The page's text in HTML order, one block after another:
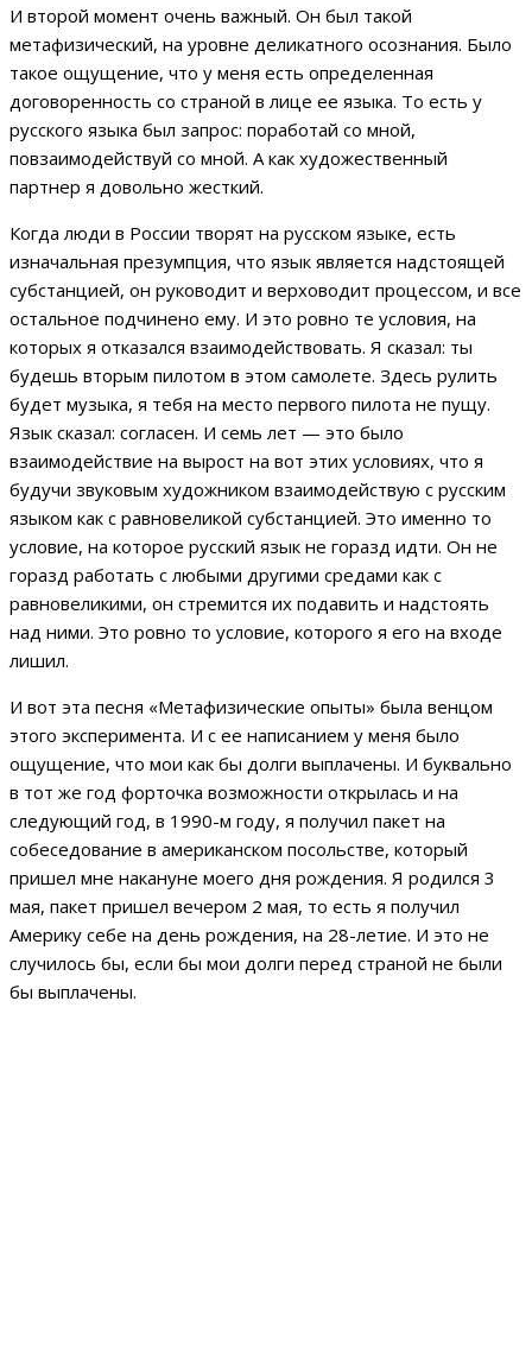
И второй момент очень важный. Он был такой
метафизический, на уровне деликатного осознания. Было
такое ощущение, что у меня есть определенная
договоренность со страной в лице ее языка. То есть у
русского языка был запрос: поработай со мной,
повзаимодействуй со мной. А как художественный
партнер я довольно жесткий.
Когда люди в России творят на русском языке, есть
изначальная презумпция, что язык является надстоящей
субстанцией, он руководит и верховодит процессом, и все
остальное подчинено ему. И это ровно те условия, на
которых я отказался взаимодействовать. Я сказал: ты
будешь вторым пилотом в этом самолете. Здесь рулить
будет музыка, я тебя на место первого пилота не пущу.
Язык сказал: согласен. И семь лет — это было
взаимодействие на вырост на вот этих условиях, что я
будучи звуковым художником взаимодействую с русским
языком как с равновеликой субстанцией. Это именно то
условие, на которое русский язык не горазд идти. Он не
горазд работать с любыми другими средами как с
равновеликими, он стремится их подавить и надстоять
над ними. Это ровно то условие, которого я его на входе
лишил.
И вот эта песня «Метафизические опыты» была венцом
этого эксперимента. И с ее написанием у меня было
ощущение, что мои как бы долги выплачены. И буквально
в тот же год форточка возможности открылась и на
следующий год, в 1990-м году, я получил пакет на
собеседование в американском посольстве, который
пришел мне накануне моего дня рождения. Я родился 3
мая, пакет пришел вечером 2 мая, то есть я получил
Америку себе на день рождения, на 28-летие. И это не
случилось бы, если бы мои долги перед страной не были
бы выплачены.